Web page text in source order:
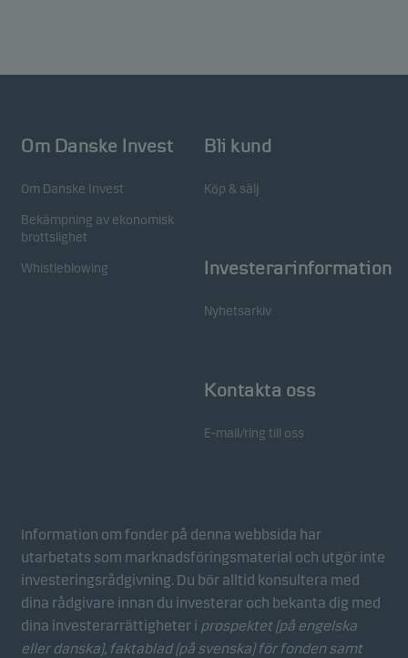
Om Danske Invest
Om Danske Invest
Bekämpning av ekonomisk
brottslighet
Whistleblowing
Bli kund
Köp & sälj
Investerarinformation
Nyhetsarkiv
Kontakta oss
E-mail/ring till oss
Information om fonder på denna webbsida har
utarbetats som marknadsföringsmaterial och utgör inte
investeringsrådgivning. Du bör alltid konsultera med
dina rådgivare innan du investerar och bekanta dig med
dina investerarrättigheter i prospektet (på engelska
eller danska), faktablad(på svenska) för fonden samt